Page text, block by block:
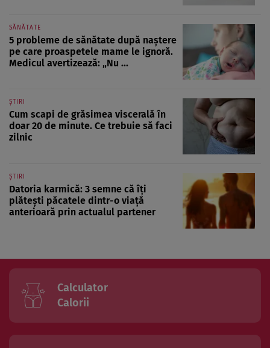
SĂNĂTATE
5 probleme de sănătate după naștere
pe care proaspetele mame le ignoră.
Medicul avertizează: „Nu ...
ȘTIRI
Cum scapi de grăsimea viscerală în
doar 20 de minute. Ce trebuie să faci
zilnic
ȘTIRI
Datoria karmică: 3 semne că îți
plătești păcatele dintr-o viață
anterioară prin actualul partener
Calculator
Calorii